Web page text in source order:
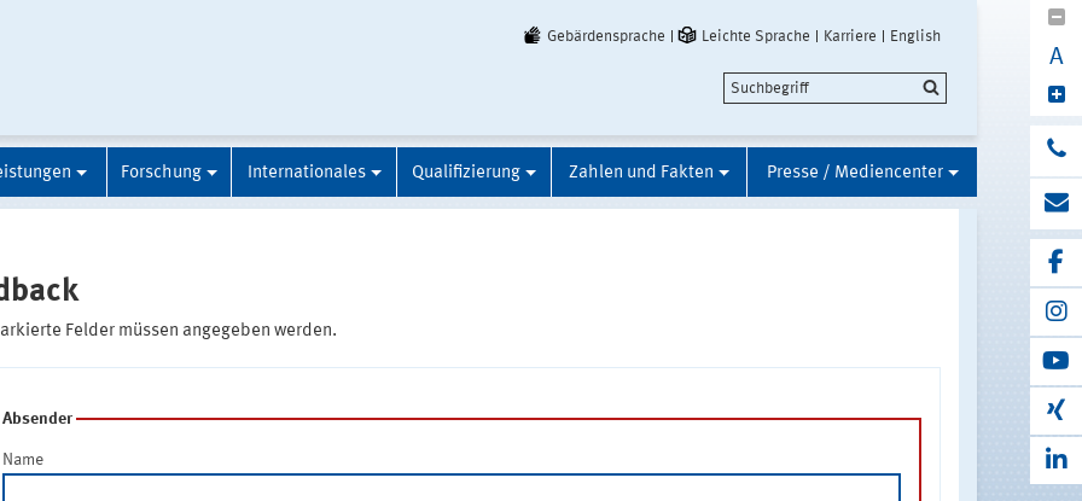
Gebärdensprache Leichte Sprache Karriere English
A
Forschung Internationales Qualifizierung Zahlen und Fakten Presse / Mediencenter
Felder müssen angegeben werden.
Absender
Name